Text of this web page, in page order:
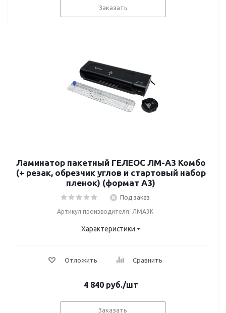
Заказать
Ламинатор пакетный ГЕЛЕОС ЛМ-A3 Комбо
(+ резак, обрезчик углов и стартовый набор
пленок) (формат А3)
Под заказ
Артикул производителя: ЛМА3К
Характеристики
Отложить Сравнить
4 840 руб./шт
Заказать